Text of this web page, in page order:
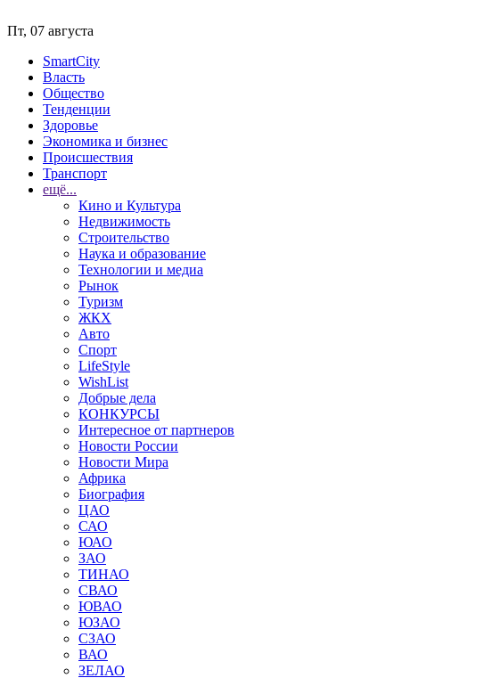
Пт, 07 августа
SmartCity
Власть
Общество
Тенденции
Здоровье
Экономика и бизнес
Происшествия
Транспорт
ещё...
Кино и Культура
Недвижимость
Строительство
Наука и образование
Технологии и медиа
Рынок
Туризм
ЖКХ
Авто
Спорт
LifeStyle
WishList
Добрые дела
КОНКУРСЫ
Интересное от партнеров
Новости России
Новости Мира
Африка
Биография
ЦАО
САО
ЮАО
ЗАО
ТИНАО
СВАО
ЮВАО
ЮЗАО
СЗАО
ВАО
ЗЕЛАО